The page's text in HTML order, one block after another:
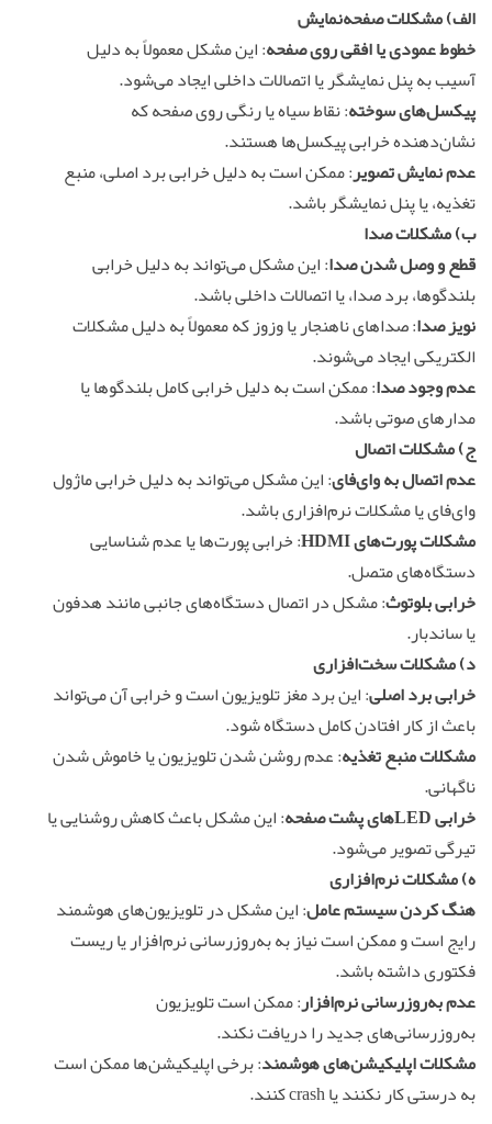
الف) مشکلات صفحه‌نمایش
خطوط عمودی یا افقی روی صفحه: این مشکل معمولاً به دلیل
آسیب به پنل نمایشگر یا اتصالات داخلی ایجاد می‌شود.
پیکسل‌های سوخته: نقاط سیاه یا رنگی روی صفحه که
نشان‌دهنده خرابی پیکسل‌ها هستند.
عدم نمایش تصویر: ممکن است به دلیل خرابی برد اصلی، منبع
تغذیه، یا پنل نمایشگر باشد.
ب) مشکلات صدا
قطع و وصل شدن صدا: این مشکل می‌تواند به دلیل خرابی
بلندگوها، برد صدا، یا اتصالات داخلی باشد.
نویز صدا: صداهای ناهنجار یا وزوز که معمولاً به دلیل مشکلات
الکتریکی ایجاد می‌شوند.
عدم وجود صدا: ممکن است به دلیل خرابی کامل بلندگوها یا
مدارهای صوتی باشد.
ج) مشکلات اتصال
عدم اتصال به وای‌فای: این مشکل می‌تواند به دلیل خرابی ماژول
وای‌فای یا مشکلات نرم‌افزاری باشد.
مشکلات پورت‌های HDMI
: خرابی پورت‌ها یا عدم شناسایی
دستگاه‌های متصل.
خرابی بلوتوث: مشکل در اتصال دستگاه‌های جانبی مانند هدفون
یا ساندبار.
د) مشکلات سخت‌افزاری
خرابی برد اصلی: این برد مغز تلویزیون است و خرابی آن می‌تواند
باعث از کار افتادن کامل دستگاه شود.
مشکلات منبع تغذیه: عدم روشن شدن تلویزیون یا خاموش شدن
ناگهانی.
خرابی LEDهای پشت صفحه
: این مشکل باعث کاهش روشنایی یا
تیرگی تصویر می‌شود.
ه) مشکلات نرم‌افزاری
هنگ کردن سیستم عامل: این مشکل در تلویزیون‌های هوشمند
رایج است و ممکن است نیاز به به‌روزرسانی نرم‌افزار یا ریست
فکتوری داشته باشد.
عدم به‌روزرسانی نرم‌افزار: ممکن است تلویزیون
به‌روزرسانی‌های جدید را دریافت نکند.
مشکلات اپلیکیشن‌های هوشمند: برخی اپلیکیشن‌ها ممکن است
به درستی کار نکنند یا crash کنند.